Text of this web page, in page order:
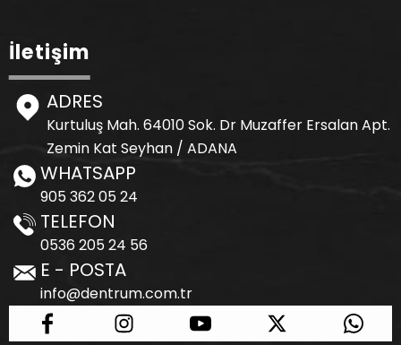
İletişim
ADRES
Kurtuluş Mah. 64010 Sok. Dr Muzaffer Ersalan Apt.
Zemin Kat Seyhan / ADANA
WHATSAPP
905 362 05 24
TELEFON
0536 205 24 56
E - POSTA
info@dentrum.com.tr